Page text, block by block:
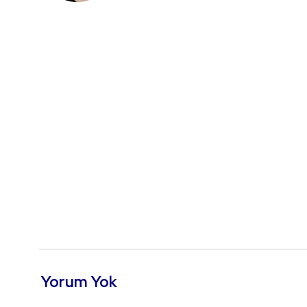
Yorum Yok